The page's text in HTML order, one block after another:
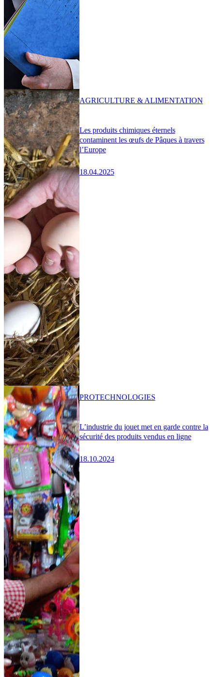
Les produits chimiques éternels
contaminent les œufs de Pâques à travers
l’Europe
18.04.2025
AGRICULTURE & ALIMENTATION
L’industrie du jouet met en garde contre la
sécurité des produits vendus en ligne
18.10.2024
PROTECHNOLOGIES